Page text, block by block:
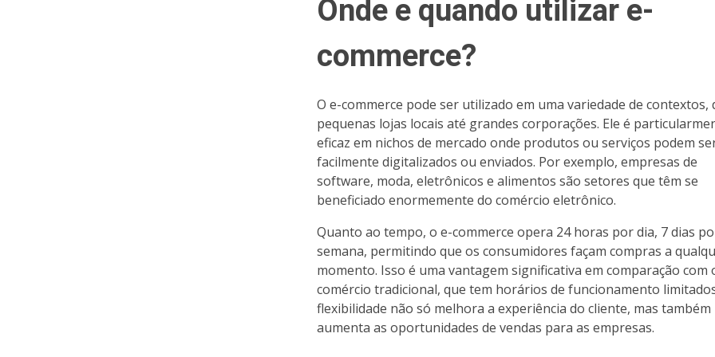
Onde e quando utilizar e-
commerce?
O e-commerce pode ser utilizado em uma variedade de contextos,
pequenas lojas locais até grandes corporações. Ele é
eficaz em nichos de mercado onde produtos ou serviços podem
facilmente digitalizados ou enviados. Por exemplo, empresas de
software, moda, eletrônicos e alimentos são setores que têm se
beneficiado enormemente do comércio eletrônico.
Quanto ao tempo, o e-commerce opera 24 horas por dia, 7 dias
semana, permitindo que os consumidores façam compras a
momento. Isso é uma vantagem significativa em comparação com
comércio tradicional, que tem horários de funcionamento
flexibilidade não só melhora a experiência do cliente, mas também
aumenta as oportunidades de vendas para as empresas.